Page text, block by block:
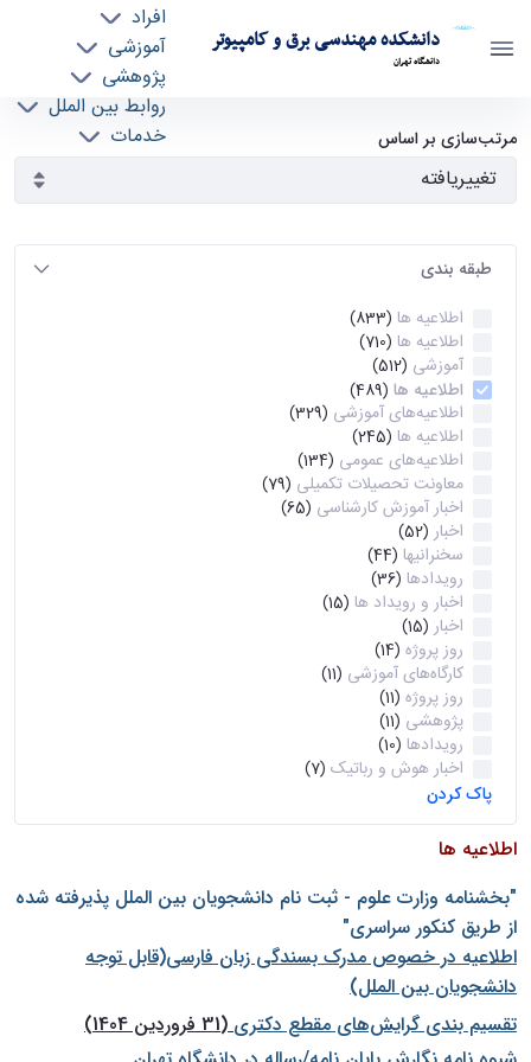
دانشکده مهندسی برق و کامپیوتر
دانشگاه تهران
افراد
آموزشی
پژوهشی
روابط بین الملل
خدمات
آرشیو اطلاعیه ها - ece- دانشکده مهندسی برق و
کامپیوتر
مرتب‌سازی بر اساس
طبقه بندی
اطلاعیه ها (833)
اطلاعیه ها (710)
آموزشی (512)
اطلاعیه ها (489)
اطلاعیه‌های‌ آموزشی (329)
اطلاعیه ها (245)
اطلاعیه‌های عمومی (134)
معاونت تحصیلات تکمیلی (79)
اخبار آموزش کارشناسی (65)
اخبار (52)
سخنرانیها (44)
رویدادها (36)
اخبار و رویداد ها (15)
اخبار (15)
روز پروژه (14)
کارگاه‌های آموزشی (11)
روز پروژه (11)
پژوهشی (11)
رویدادها (10)
اخبار هوش و رباتیک (7)
پاک کردن
اطلاعیه ها
"بخشنامه وزارت علوم - ثبت نام دانشجويان بين الملل پذيرفته شده
از طريق كنكور سراسری"
اطلاعیه در خصوص مدرک بسندگی زبان فارسی(قابل توجه
دانشجویان بین الملل)
تقسیم بندی گرایش‌های مقطع دکتری(31 فروردین 1404)